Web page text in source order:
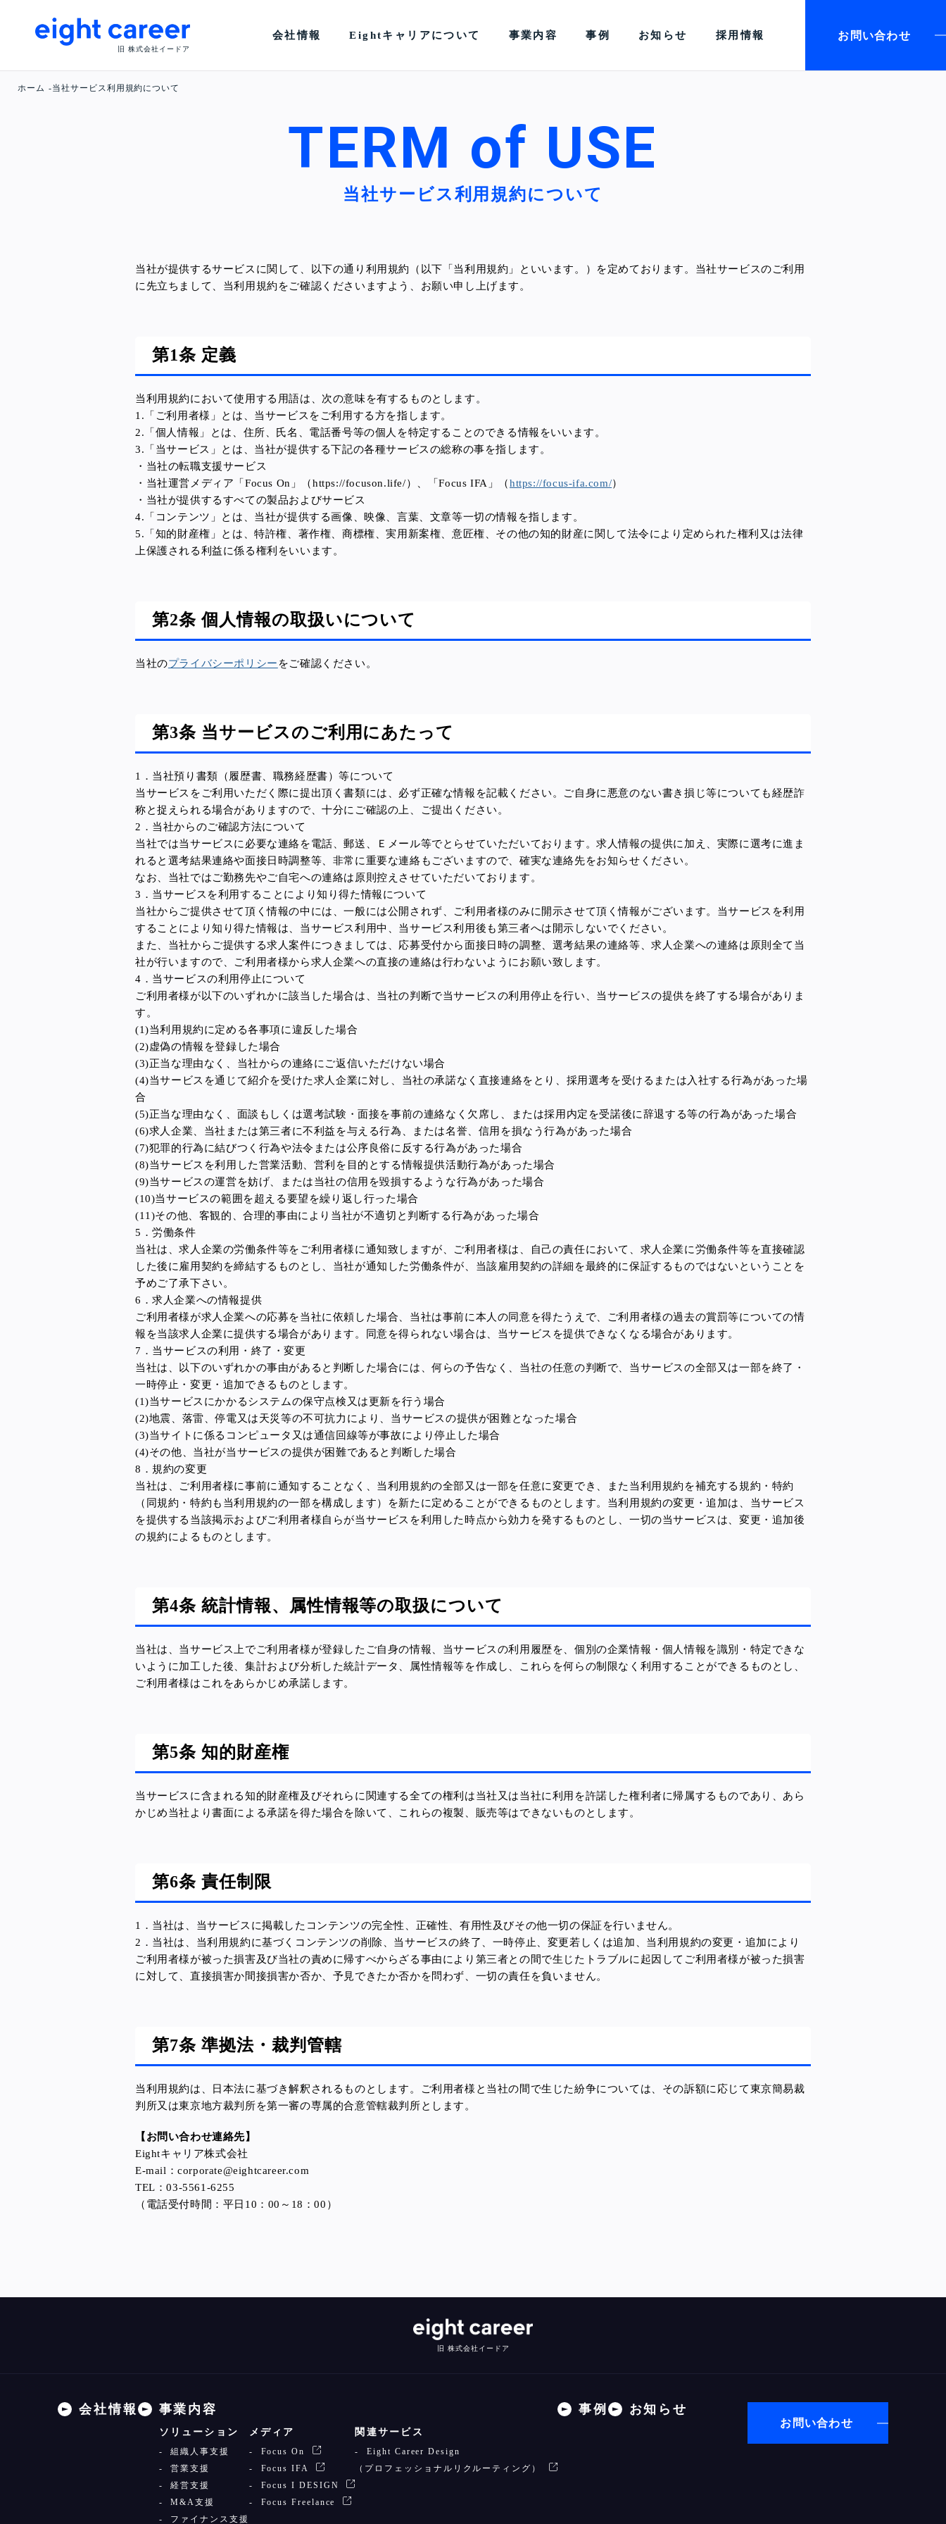
旧 株式会社イードア
会社情報 Eightキャリアについて 事業内容 事例 お知らせ 採用情報 お問い合わせ
ホーム 当社サービス利用規約について
TERM of USE
当社サービス利用規約について
当社が提供するサービスに関して、以下の通り利用規約（以下「当利用規約」といいます。）を定めております。当社サービスのご利用
に先立ちまして、当利用規約をご確認くださいますよう、お願い申し上げます。
第1条 定義
当利用規約において使用する用語は、次の意味を有するものとします。
1.「ご利用者様」とは、当サービスをご利用する方を指します。
2.「個人情報」とは、住所、氏名、電話番号等の個人を特定することのできる情報をいいます。
3.「当サービス」とは、当社が提供する下記の各種サービスの総称の事を指します。
・当社の転職支援サービス
・当社運営メディア「Focus On」（https://focuson.life/）、「Focus IFA」（https://focus-ifa.com/）
・当社が提供するすべての製品およびサービス
4.「コンテンツ」とは、当社が提供する画像、映像、言葉、文章等一切の情報を指します。
5.「知的財産権」とは、特許権、著作権、商標権、実用新案権、意匠権、その他の知的財産に関して法令により定められた権利又は法律
上保護される利益に係る権利をいいます。
第2条 個人情報の取扱いについて
当社のプライバシーポリシー をご確認ください。
第3条 当サービスのご利用にあたって
1．当社預り書類（履歴書、職務経歴書）等について
当サービスをご利用いただく際に提出頂く書類には、必ず正確な情報を記載ください。ご自身に悪意のない書き損じ等についても経歴詐
称と捉えられる場合がありますので、十分にご確認の上、ご提出ください。
2．当社からのご確認方法について
当社では当サービスに必要な連絡を電話、郵送、Ｅメール等でとらせていただいております。求人情報の提供に加え、実際に選考に進ま
れると選考結果連絡や面接日時調整等、非常に重要な連絡もございますので、確実な連絡先をお知らせください。
なお、当社ではご勤務先やご自宅への連絡は原則控えさせていただいております。
3．当サービスを利用することにより知り得た情報について
当社からご提供させて頂く情報の中には、一般には公開されず、ご利用者様のみに開示させて頂く情報がございます。当サービスを利用
することにより知り得た情報は、当サービス利用中、当サービス利用後も第三者へは開示しないでください。
また、当社からご提供する求人案件につきましては、応募受付から面接日時の調整、選考結果の連絡等、求人企業への連絡は原則全て当
社が行いますので、ご利用者様から求人企業への直接の連絡は行わないようにお願い致します。
4．当サービスの利用停止について
ご利用者様が以下のいずれかに該当した場合は、当社の判断で当サービスの利用停止を行い、当サービスの提供を終了する場合がありま
す。
(1)当利用規約に定める各事項に違反した場合
(2)虚偽の情報を登録した場合
(3)正当な理由なく、当社からの連絡にご返信いただけない場合
(4)当サービスを通じて紹介を受けた求人企業に対し、当社の承諾なく直接連絡をとり、採用選考を受けるまたは入社する行為があった場
合
(5)正当な理由なく、面談もしくは選考試験・面接を事前の連絡なく欠席し、または採用内定を受諾後に辞退する等の行為があった場合
(6)求人企業、当社または第三者に不利益を与える行為、または名誉、信用を損なう行為があった場合
(7)犯罪的行為に結びつく行為や法令または公序良俗に反する行為があった場合
(8)当サービスを利用した営業活動、営利を目的とする情報提供活動行為があった場合
(9)当サービスの運営を妨げ、または当社の信用を毀損するような行為があった場合
(10)当サービスの範囲を超える要望を繰り返し行った場合
(11)その他、客観的、合理的事由により当社が不適切と判断する行為があった場合
5．労働条件
当社は、求人企業の労働条件等をご利用者様に通知致しますが、ご利用者様は、自己の責任において、求人企業に労働条件等を直接確認
した後に雇用契約を締結するものとし、当社が通知した労働条件が、当該雇用契約の詳細を最終的に保証するものではないということを
予めご了承下さい。
6．求人企業への情報提供
ご利用者様が求人企業への応募を当社に依頼した場合、当社は事前に本人の同意を得たうえで、ご利用者様の過去の賞罰等についての情
報を当該求人企業に提供する場合があります。同意を得られない場合は、当サービスを提供できなくなる場合があります。
7．当サービスの利用・終了・変更
当社は、以下のいずれかの事由があると判断した場合には、何らの予告なく、当社の任意の判断で、当サービスの全部又は一部を終了・
一時停止・変更・追加できるものとします。
(1)当サービスにかかるシステムの保守点検又は更新を行う場合
(2)地震、落雷、停電又は天災等の不可抗力により、当サービスの提供が困難となった場合
(3)当サイトに係るコンピュータ又は通信回線等が事故により停止した場合
(4)その他、当社が当サービスの提供が困難であると判断した場合
8．規約の変更
当社は、ご利用者様に事前に通知することなく、当利用規約の全部又は一部を任意に変更でき、また当利用規約を補充する規約・特約
（同規約・特約も当利用規約の一部を構成します）を新たに定めることができるものとします。当利用規約の変更・追加は、当サービス
を提供する当該掲示およびご利用者様自らが当サービスを利用した時点から効力を発するものとし、一切の当サービスは、変更・追加後
の規約によるものとします。
第4条 統計情報、属性情報等の取扱について
当社は、当サービス上でご利用者様が登録したご自身の情報、当サービスの利用履歴を、個別の企業情報・個人情報を識別・特定できな
いように加工した後、集計および分析した統計データ、属性情報等を作成し、これらを何らの制限なく利用することができるものとし、
ご利用者様はこれをあらかじめ承諾します。
第5条 知的財産権
当サービスに含まれる知的財産権及びそれらに関連する全ての権利は当社又は当社に利用を許諾した権利者に帰属するものであり、あら
かじめ当社より書面による承諾を得た場合を除いて、これらの複製、販売等はできないものとします。
第6条 責任制限
1．当社は、当サービスに掲載したコンテンツの完全性、正確性、有用性及びその他一切の保証を行いません。
2．当社は、当利用規約に基づくコンテンツの削除、当サービスの終了、一時停止、変更若しくは追加、当利用規約の変更・追加により
ご利用者様が被った損害及び当社の責めに帰すべからざる事由により第三者との間で生じたトラブルに起因してご利用者様が被った損害
に対して、直接損害か間接損害か否か、予見できたか否かを問わず、一切の責任を負いません。
第7条 準拠法・裁判管轄
当利用規約は、日本法に基づき解釈されるものとします。ご利用者様と当社の間で生じた紛争については、その訴額に応じて東京簡易裁
判所又は東京地方裁判所を第一審の専属的合意管轄裁判所とします。
【お問い合わせ連絡先】
Eightキャリア株式会社
E-mail：corporate@eightcareer.com
TEL：03-5561-6255
（電話受付時間：平日10：00～18：00）
旧 株式会社イードア
会社情報 事業内容
ソリューション
組織人事支援
営業支援
経営支援
M&A支援
ファイナンス支援
メディア
Focus On
Focus IFA
Focus I DESIGN
Focus Freelance
関連サービス
Eight Career Design
（プロフェッショナルリクルーティング）
事例 お知らせ
お問い合わせ